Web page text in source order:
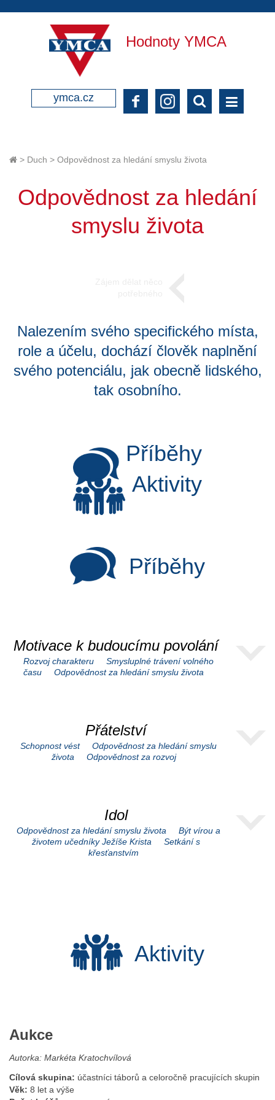
Hodnoty YMCA
ymca.cz
> Duch > Odpovědnost za hledání smyslu života
Odpovědnost za hledání
smyslu života
Nalezením svého specifického místa,
role a účelu, dochází člověk naplnění
svého potenciálu, jak obecně lidského,
tak osobního.
Příběhy
Aktivity
Příběhy
Motivace k budoucímu povolání
Rozvoj charakteru
Smysluplné trávení volného
času
Odpovědnost za hledání smyslu života
Přátelství
Schopnost vést
Odpovědnost za hledání smyslu
života
Odpovědnost za rozvoj
Idol
Odpovědnost za hledání smyslu života
Být vírou a
životem učedníky Ježíše Krista
Setkání s
křesťanstvím
Aktivity
Aukce
Autorka: Markéta Kratochvílová
Cílová skupina: účastníci táborů a celoročně pracujících skupin
Věk: 8 let a výše